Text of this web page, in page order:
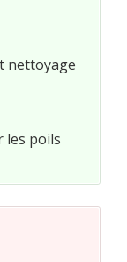
nettoyage
les poils